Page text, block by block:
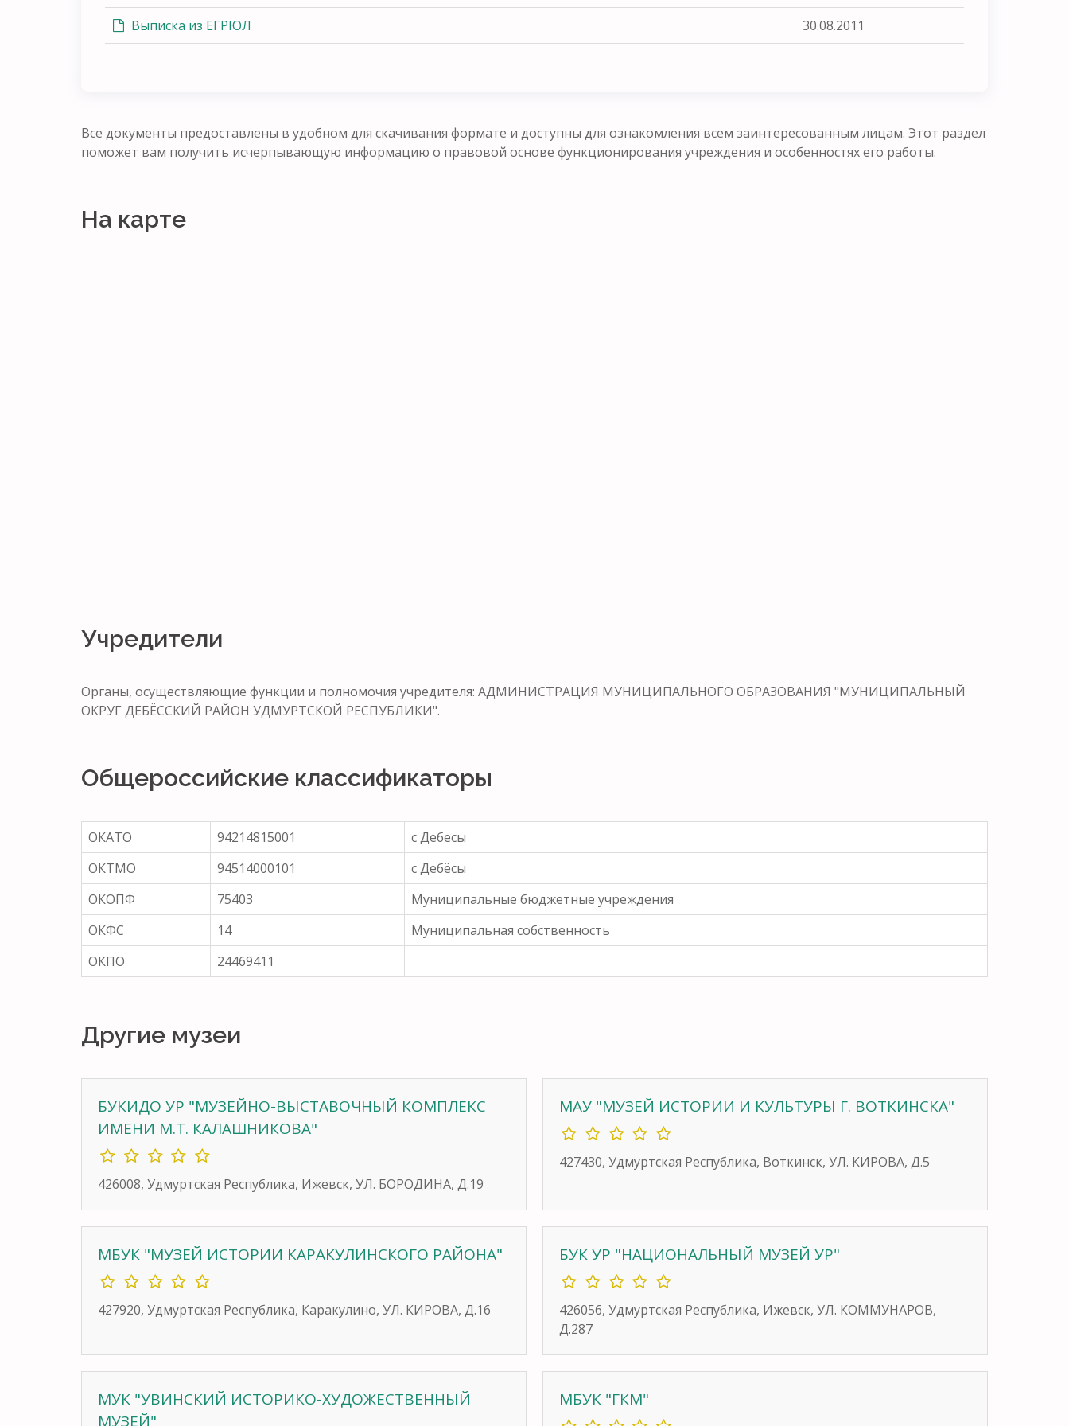
Выписка из ЕГРЮЛ 30.08.2011
Все документы предоставлены в удобном для скачивания формате и доступны для ознакомления всем заинтересованным лицам. Этот раздел
поможет вам получить исчерпывающую информацию о правовой основе функционирования учреждения и особенностях его работы.
На карте
Учредители
Органы, осуществляющие функции и полномочия учредителя: АДМИНИСТРАЦИЯ МУНИЦИПАЛЬНОГО ОБРАЗОВАНИЯ "МУНИЦИПАЛЬНЫЙ
ОКРУГ ДЕБЁССКИЙ РАЙОН УДМУРТСКОЙ РЕСПУБЛИКИ".
Общероссийские классификаторы
ОКАТО 94214815001
с Дебесы
ОКТМО
94514000101
с Дебёсы
ОКОПФ
75403
Муниципальные бюджетные учреждения
ОКФС
14
Муниципальная собственность
ОКПО
24469411
Другие музеи
БУКИДО УР "МУЗЕЙНО-ВЫСТАВОЧНЫЙ КОМПЛЕКС
ИМЕНИ М.Т. КАЛАШНИКОВА"
426008, Удмуртская Республика, Ижевск, УЛ. БОРОДИНА, Д.19
МАУ "МУЗЕЙ ИСТОРИИ И КУЛЬТУРЫ Г. ВОТКИНСКА"
427430, Удмуртская Республика, Воткинск, УЛ. КИРОВА, Д.5
МБУК "МУЗЕЙ ИСТОРИИ КАРАКУЛИНСКОГО РАЙОНА"
427920, Удмуртская Республика, Каракулино, УЛ. КИРОВА, Д.16
БУК УР "НАЦИОНАЛЬНЫЙ МУЗЕЙ УР"
426056, Удмуртская Республика, Ижевск, УЛ. КОММУНАРОВ,
Д.287
МУК "УВИНСКИЙ ИСТОРИКО-ХУДОЖЕСТВЕННЫЙ
МУЗЕЙ"
МБУК "ГКМ"